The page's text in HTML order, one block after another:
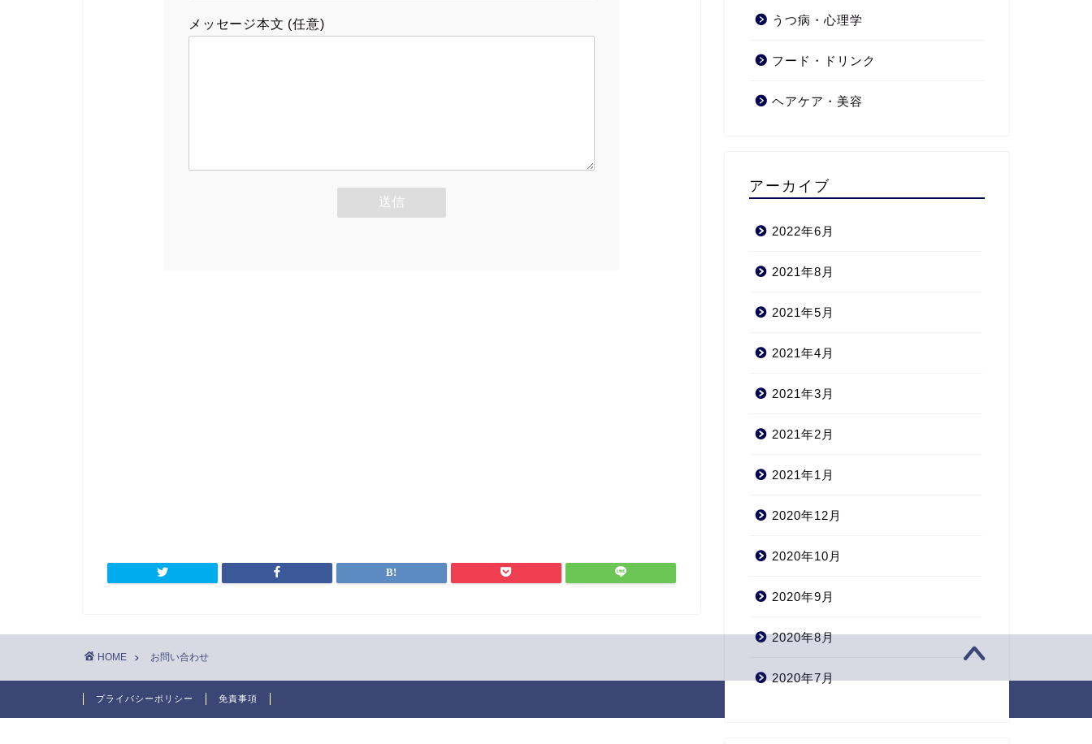
メッセージ本文 (任意) うつ病・心理学
フード・ドリンク
ヘアケア・美容
アーカイブ
2022年6月
2021年8月
2021年5月
2021年4月
2021年3月
2021年2月
2021年1月
2020年12月
2020年10月
2020年9月
2020年8月
2020年7月
HOME お問い合わせ
プライバシーポリシー 免責事項